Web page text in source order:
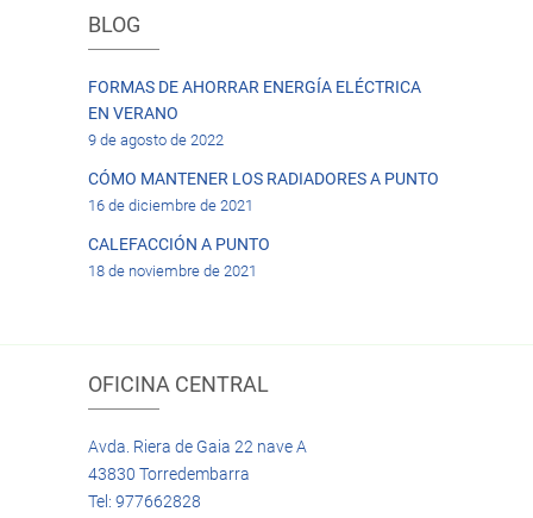
BLOG
FORMAS DE AHORRAR ENERGÍA ELÉCTRICA
EN VERANO
9 de agosto de 2022
CÓMO MANTENER LOS RADIADORES A PUNTO
16 de diciembre de 2021
CALEFACCIÓN A PUNTO
18 de noviembre de 2021
OFICINA CENTRAL
Avda. Riera de Gaia 22 nave A
43830 Torredembarra
Tel: 977662828